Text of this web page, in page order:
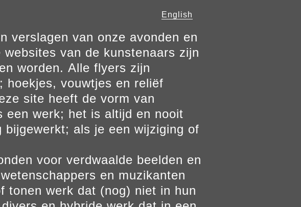
English
verslagen van onze avonden en
van de kunstenaars zijn
worden. Alle flyers zijn
hoekjes, vouwtjes en reliëf
site heeft de vorm van
een werk; het is altijd en nooit
als je een wijziging of
voor verdwaalde beelden en
en muzikanten
tonen werk dat (nog) niet in hun